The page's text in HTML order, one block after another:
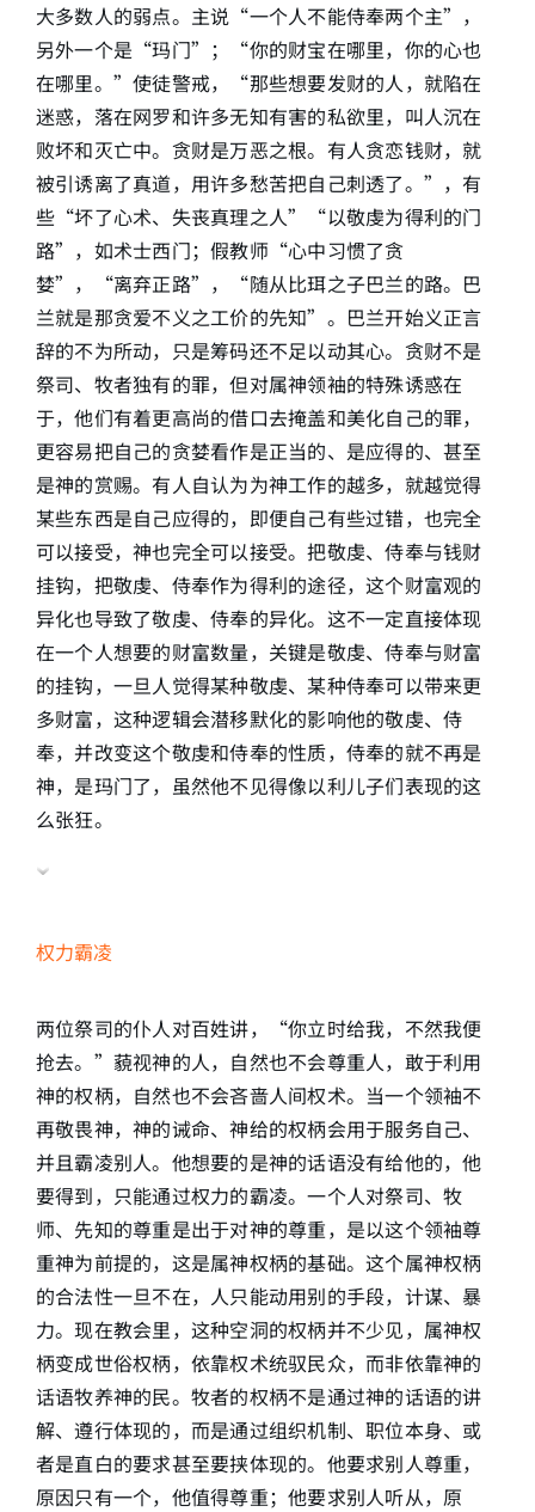
大多数人的弱点。主说“一个人不能侍奉两个主”，
另外一个是“玛门”；“你的财宝在哪里，你的心也
在哪里。”使徒警戒，“那些想要发财的人，就陷在
迷惑，落在网罗和许多无知有害的私欲里，叫人沉在
败坏和灭亡中。贪财是万恶之根。有人贪恋钱财，就
被引诱离了真道，用许多愁苦把自己刺透了。”，有
些“坏了心术、失丧真理之人”“以敬虔为得利的门
路”，如术士西门；假教师“心中习惯了贪
婪”，“离弃正路”，“随从比珥之子巴兰的路。巴
兰就是那贪爱不义之工价的先知”。巴兰开始义正言
辞的不为所动，只是筹码还不足以动其心。贪财不是
祭司、牧者独有的罪，但对属神领袖的特殊诱惑在
于，他们有着更高尚的借口去掩盖和美化自己的罪，
更容易把自己的贪婪看作是正当的、是应得的、甚至
是神的赏赐。有人自认为为神工作的越多，就越觉得
某些东西是自己应得的，即便自己有些过错，也完全
可以接受，神也完全可以接受。把敬虔、侍奉与钱财
挂钩，把敬虔、侍奉作为得利的途径，这个财富观的
异化也导致了敬虔、侍奉的异化。这不一定直接体现
在一个人想要的财富数量，关键是敬虔、侍奉与财富
的挂钩，一旦人觉得某种敬虔、某种侍奉可以带来更
多财富，这种逻辑会潜移默化的影响他的敬虔、侍
奉，并改变这个敬虔和侍奉的性质，侍奉的就不再是
神，是玛门了，虽然他不见得像以利儿子们表现的这
么张狂。
权力霸凌
两位祭司的仆人对百姓讲，“你立时给我，不然我便
抢去。”藐视神的人，自然也不会尊重人，敢于利用
神的权柄，自然也不会吝啬人间权术。当一个领袖不
再敬畏神，神的诫命、神给的权柄会用于服务自己、
并且霸凌别人。他想要的是神的话语没有给他的，他
要得到，只能通过权力的霸凌。一个人对祭司、牧
师、先知的尊重是出于对神的尊重，是以这个领袖尊
重神为前提的，这是属神权柄的基础。这个属神权柄
的合法性一旦不在，人只能动用别的手段，计谋、暴
力。现在教会里，这种空洞的权柄并不少见，属神权
柄变成世俗权柄，依靠权术统驭民众，而非依靠神的
话语牧养神的民。牧者的权柄不是通过神的话语的讲
解、遵行体现的，而是通过组织机制、职位本身、或
者是直白的要求甚至要挟体现的。他要求别人尊重，
原因只有一个，他值得尊重；他要求别人听从，原